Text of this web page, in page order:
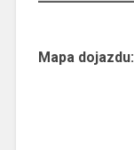
Mapa dojazdu: